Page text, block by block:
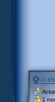
Qui
1